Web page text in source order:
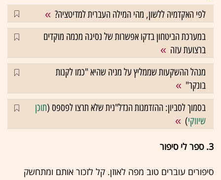
לפי האקדמיה ללשון, מהי המילה העברית למדיטציה?
במערכת הביטחון בדקו אפשרות של נסיגה מכמה מוקדים
ברצועת עזה
מנהל ההשקעות שממליץ על מניה שהיא "כמו לקנות
בונקר"
בסמוך לסביון: ההזדמנות הנדל"נית שלא תרצו לפספס (תוכן
שיווקי)
3. ספר לי סיפור
סיפורים עוברים טוב מפה לאוזן. קל לזכור אותם ומתחשק